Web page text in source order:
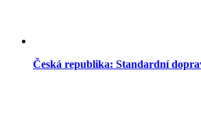
Česká republika: Standardní